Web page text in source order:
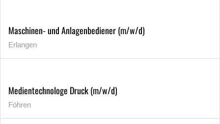
Maschinen- und Anlagenbediener (m/w/d)
Erlangen
Medientechnologe Druck (m/w/d)
Föhren